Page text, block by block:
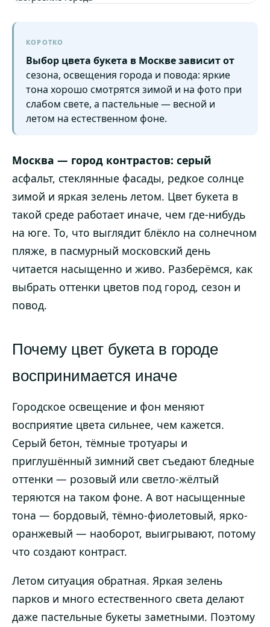
КОРОТКО
Выбор цвета букета в Москве зависит от
сезона, освещения города и повода: яркие
тона хорошо смотрятся зимой и на фото при
слабом свете, а пастельные — весной и
летом на естественном фоне.
Москва — город контрастов: серый
асфальт, стеклянные фасады, редкое солнце
зимой и яркая зелень летом. Цвет букета в
такой среде работает иначе, чем где-нибудь
на юге. То, что выглядит блёкло на солнечном
пляже, в пасмурный московский день
читается насыщенно и живо. Разберёмся, как
выбрать оттенки цветов под город, сезон и
повод.
Почему цвет букета в городе
воспринимается иначе
Городское освещение и фон меняют
восприятие цвета сильнее, чем кажется.
Серый бетон, тёмные тротуары и
приглушённый зимний свет съедают бледные
оттенки — розовый или светло-жёлтый
теряются на таком фоне. А вот насыщенные
тона — бордовый, тёмно-фиолетовый, ярко-
оранжевый — наоборот, выигрывают, потому
что создают контраст.
Летом ситуация обратная. Яркая зелень
парков и много естественного света делают
даже пастельные букеты заметными. Поэтому